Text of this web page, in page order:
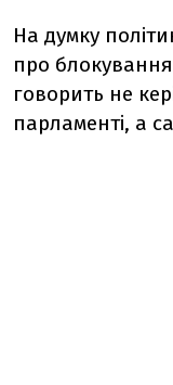
На думку
про
говорить не
парламенті, а